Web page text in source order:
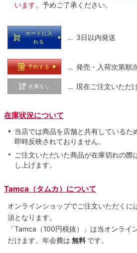
います。 予めご了承ください。
カートに入
れる
… 3日以内発送
予約する … 発売・入荷次第順
在庫なし … 現在ご注文いただ
在庫状況について
当店では商品を店舗と共有しているた
即時反映されておりません。
ご注文いただいた商品が在庫切れの際
し上げます。
Tamca（タムカ）について
オンラインショップでご注⽂いただくに
須となります。
「Tamca （100円税抜）
」は当オンライ
だけます。 年会費は 無料 です。